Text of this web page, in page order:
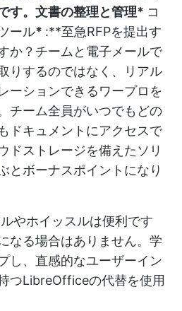
す。 文書の整理と管理* コ
ール* :**至急RFPを提出す
か？チームと電子メールで
りするのではなく、リアル
ーションできるワープロを
チーム全員がいつでもどの
ドキュメントにアクセスで
ドストレージを備えたソリ
とボーナスポイントになり
やホイッスルは便利です
なる場合はありません。学
し、直感的なユーザーイン
つLibreOfficeの代替を使用